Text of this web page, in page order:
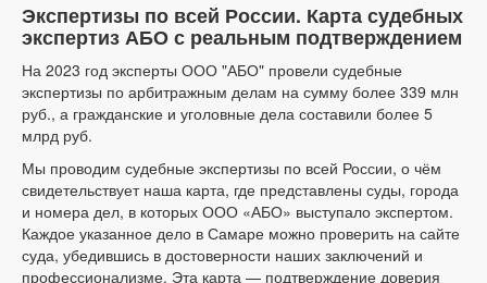
Экспертизы по всей России. Карта судебных
экспертиз АБО с реальным подтверждением
На 2023 год эксперты ООО "АБО" провели судебные
экспертизы по арбитражным делам на сумму более 339 млн
руб., а гражданские и уголовные дела составили более 5
млрд руб.
Мы проводим судебные экспертизы по всей России, о чём
свидетельствует наша карта, где представлены суды, города
и номера дел, в которых ООО «АБО» выступало экспертом.
Каждое указанное дело в Самаре можно проверить на сайте
суда, убедившись в достоверности наших заключений и
профессионализме. Эта карта — подтверждение доверия